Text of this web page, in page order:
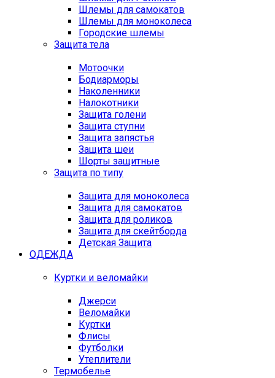
Шлемы для самокатов
Шлемы для моноколеса
Городские шлемы
Защита тела
Мотоочки
Бодиарморы
Наколенники
Налокотники
Защита голени
Защита ступни
Защита запястья
Защита шеи
Шорты защитные
Защита по типу
Защита для моноколеса
Защита для самокатов
Защита для роликов
Защита для скейтборда
Детская Защита
ОДЕЖДА
Куртки и веломайки
Джерси
Веломайки
Куртки
Флисы
Футболки
Утеплители
Термобелье